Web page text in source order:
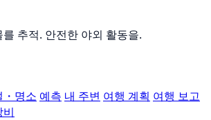
추적. 안전한 야외 활동을.
・명소 예측 내 주변 여행 계획 여행 보고
비